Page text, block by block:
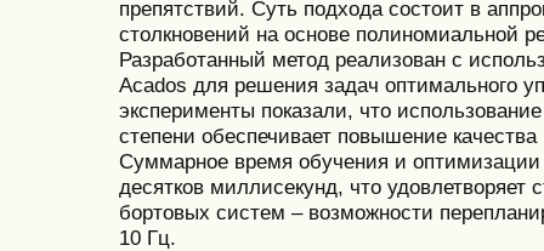
препятствий. Суть подхода состоит в
столкновений на основе полиномиальной
Разработанный метод реализован с
Acados для решения задач оптимального
эксперименты показали, что
степени обеспечивает повышение
Суммарное время обучения и оптимизации
десятков миллисекунд, что удовлетворяет
бортовых систем – возможности
10 Гц.